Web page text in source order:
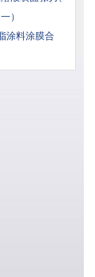
）
涂料涂膜合